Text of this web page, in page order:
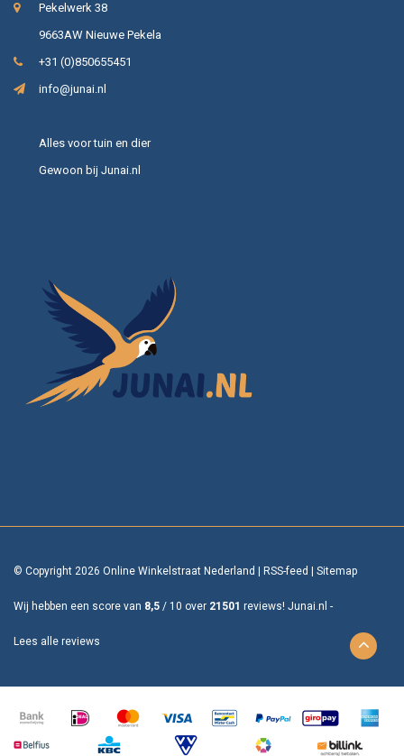
Pekelwerk 38
9663AW Nieuwe Pekela
+31 (0)850655451
info@junai.nl
Alles voor tuin en dier
Gewoon bij Junai.nl
© Copyright 2026 Online Winkelstraat Nederland RSS-feed Sitemap
Wij hebben een score van 8,5 / 10 over 21501 reviews! Junai.nl -
Lees alle reviews